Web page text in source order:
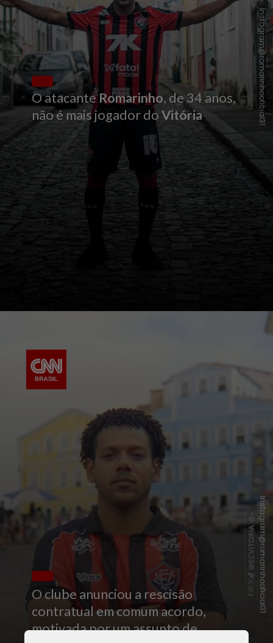
O atacanteRomarinho, de 34 anos,
não é mais jogador doVitória Instagram@romarinhooficial31
O clube anunciou a rescisão
contratual em comum acordo,
motivada por um assunto de
Instagram@romarinhooficial31